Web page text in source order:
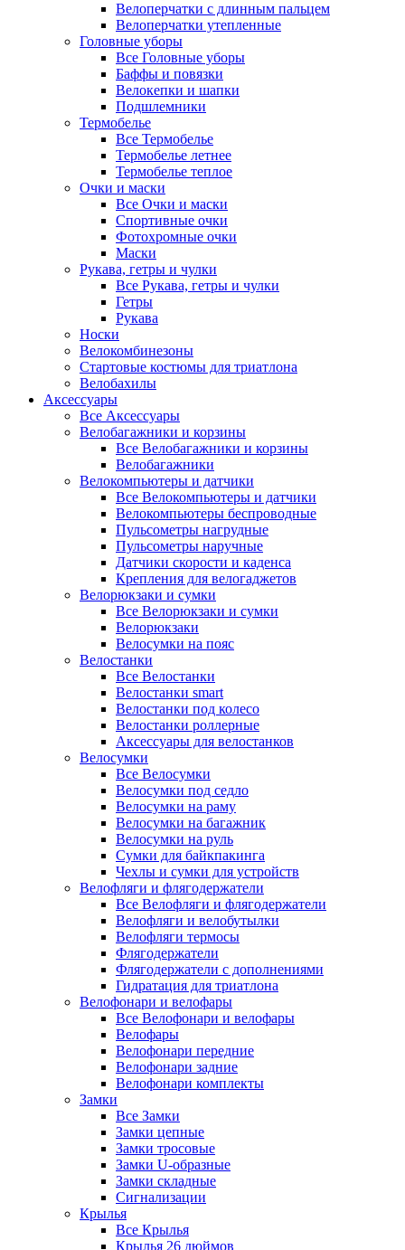
Велоперчатки с длинным пальцем
Велоперчатки утепленные
Головные уборы
Все Головные уборы
Баффы и повязки
Велокепки и шапки
Подшлемники
Термобелье
Все Термобелье
Термобелье летнее
Термобелье теплое
Очки и маски
Все Очки и маски
Спортивные очки
Фотохромные очки
Маски
Рукава, гетры и чулки
Все Рукава, гетры и чулки
Гетры
Рукава
Носки
Велокомбинезоны
Стартовые костюмы для триатлона
Велобахилы
Аксессуары
Все Аксессуары
Велобагажники и корзины
Все Велобагажники и корзины
Велобагажники
Велокомпьютеры и датчики
Все Велокомпьютеры и датчики
Велокомпьютеры беспроводные
Пульсометры нагрудные
Пульсометры наручные
Датчики скорости и каденса
Крепления для велогаджетов
Велорюкзаки и сумки
Все Велорюкзаки и сумки
Велорюкзаки
Велосумки на пояс
Велостанки
Все Велостанки
Велостанки smart
Велостанки под колесо
Велостанки роллерные
Аксессуары для велостанков
Велосумки
Все Велосумки
Велосумки под седло
Велосумки на раму
Велосумки на багажник
Велосумки на руль
Сумки для байкпакинга
Чехлы и сумки для устройств
Велофляги и флягодержатели
Все Велофляги и флягодержатели
Велофляги и велобутылки
Велофляги термосы
Флягодержатели
Флягодержатели с дополнениями
Гидратация для триатлона
Велофонари и велофары
Все Велофонари и велофары
Велофары
Велофонари передние
Велофонари задние
Велофонари комплекты
Замки
Все Замки
Замки цепные
Замки тросовые
Замки U-образные
Замки складные
Сигнализации
Крылья
Все Крылья
Крылья 26 дюймов